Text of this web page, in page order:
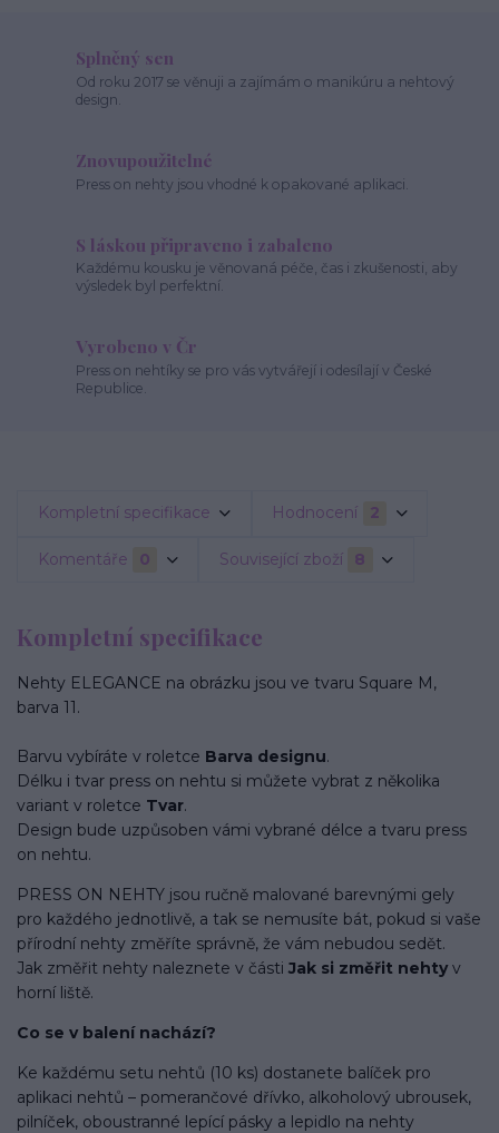
Splněný sen
Od roku 2017 se věnuji a zajímám o manikúru a nehtový
design.
Znovupoužitelné
Press on nehty jsou vhodné k opakované aplikaci.
S láskou připraveno i zabaleno
Každému kousku je věnovaná péče, čas i zkušenosti, aby
výsledek byl perfektní.
Vyrobeno v Čr
Press on nehtíky se pro vás vytvářejí i odesílají v České
Republice.
Kompletní specifikace Hodnocení 2
Komentáře 0 Související zboží 8
Kompletní specifikace
Nehty ELEGANCE na obrázku jsou ve tvaru Square M,
barva 11.
Barvu vybíráte v roletce Barva designu.
Délku i tvar press on nehtu si můžete vybrat z několika
variant v roletce Tvar.
Design bude uzpůsoben vámi vybrané délce a tvaru press
on nehtu.
PRESS ON NEHTY jsou ručně malované barevnými gely
pro každého jednotlivě, a tak se nemusíte bát, pokud si vaše
přírodní nehty změříte správně, že vám nebudou sedět.
Jak změřit nehty naleznete v části Jak si změřit nehty v
horní liště.
Co se v balení nachází?
Ke každému setu nehtů (10 ks) dostanete balíček pro
aplikaci nehtů – pomerančové dřívko, alkoholový ubrousek,
pilníček, oboustranné lepící pásky a lepidlo na nehty